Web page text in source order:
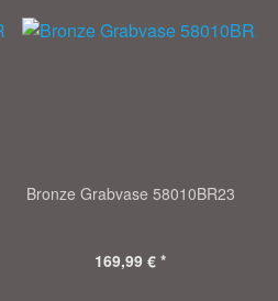
Bronze Grabvase 58010BR23
169,99 € *